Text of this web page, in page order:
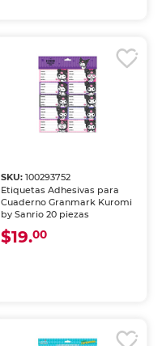
SKU: 100293752
Etiquetas Adhesivas para
Cuaderno Granmark Kuromi
by Sanrio 20 piezas
$19.00